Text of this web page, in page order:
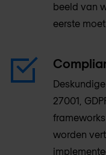
beeld van
eerste
27001,
worden